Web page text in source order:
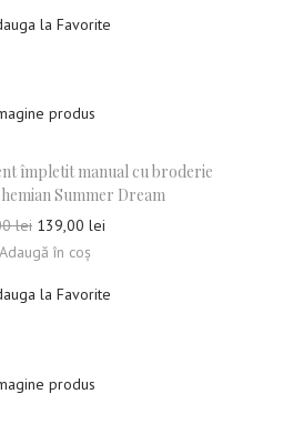
la Favorite
împletit manual cu broderie
Summer Dream
lei 139,00 lei
Adaugă în coș
la Favorite